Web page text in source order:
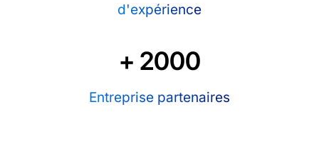
d'expérience
Entreprise partenaires
+ 2000